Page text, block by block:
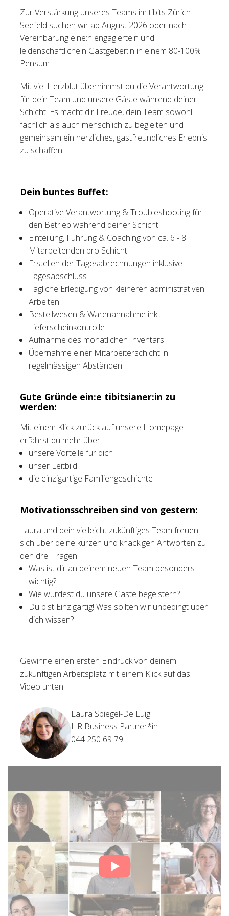
Login
Schweiz (DE)
Zur Verstärkung unseres Teams im tibits Zürich
Seefeld suchen wir ab August 2026 oder nach
Vereinbarung eine:n engagierte:n und
leidenschaftliche:n Gastgeber:in in einem 80-100%
Pensum
Mit viel Herzblut übernimmst du die Verantwortung
für dein Team und unsere Gäste während deiner
Schicht. Es macht dir Freude, dein Team sowohl
fachlich als auch menschlich zu begleiten und
gemeinsam ein herzliches, gastfreundliches Erlebnis
zu schaffen.
Dein buntes Buffet:
Operative Verantwortung & Troubleshooting für
den Betrieb während deiner Schicht
Einteilung, Führung & Coaching von ca. 6 - 8
Mitarbeitenden pro Schicht
Erstellen der Tagesabrechnungen inklusive
Tagesabschluss
Tägliche Erledigung von kleineren administrativen
Arbeiten
Bestellwesen & Warenannahme inkl.
Lieferscheinkontrolle
Aufnahme des monatlichen Inventars
Übernahme einer Mitarbeiterschicht in
regelmässigen Abständen
Gute Gründe ein:e tibitsianer:in zu
werden:
Mit einem Klick zurück auf unsere Homepage
erfährst du mehr über
unsere Vorteile für dich
unser Leitbild
die einzigartige Familiengeschichte
Motivationsschreiben sind von gestern:
Laura und dein vielleicht zukünftiges Team freuen
sich über deine kurzen und knackigen Antworten zu
den drei Fragen
Was ist dir an deinem neuen Team besonders
wichtig?
Wie würdest du unsere Gäste begeistern?
Du bist Einzigartig! Was sollten wir unbedingt über
dich wissen?
Gewinne einen ersten Eindruck von deinem
zukünftigen Arbeitsplatz mit einem Klick auf das
Video unten.
Laura Spiegel-De Luigi
HR Business Partner*in
044 250 69 79